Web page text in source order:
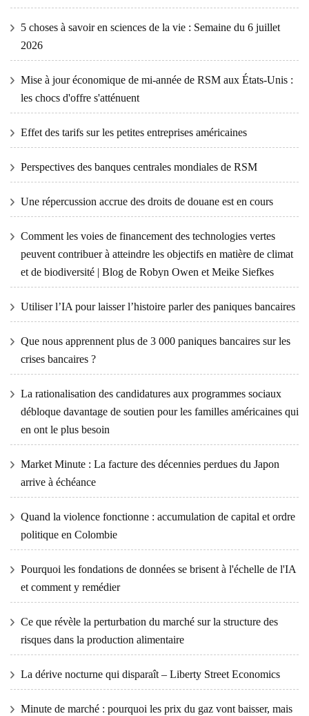
5 choses à savoir en sciences de la vie : Semaine du 6 juillet
2026
Mise à jour économique de mi-année de RSM aux États-Unis :
les chocs d'offre s'atténuent
Effet des tarifs sur les petites entreprises américaines
Perspectives des banques centrales mondiales de RSM
Une répercussion accrue des droits de douane est en cours
Comment les voies de financement des technologies vertes
peuvent contribuer à atteindre les objectifs en matière de climat
et de biodiversité | Blog de Robyn Owen et Meike Siefkes
Utiliser l’IA pour laisser l’histoire parler des paniques bancaires
Que nous apprennent plus de 3 000 paniques bancaires sur les
crises bancaires ?
La rationalisation des candidatures aux programmes sociaux
débloque davantage de soutien pour les familles américaines qui
en ont le plus besoin
Market Minute : La facture des décennies perdues du Japon
arrive à échéance
Quand la violence fonctionne : accumulation de capital et ordre
politique en Colombie
Pourquoi les fondations de données se brisent à l'échelle de l'IA
et comment y remédier
Ce que révèle la perturbation du marché sur la structure des
risques dans la production alimentaire
La dérive nocturne qui disparaît – Liberty Street Economics
Minute de marché : pourquoi les prix du gaz vont baisser, mais